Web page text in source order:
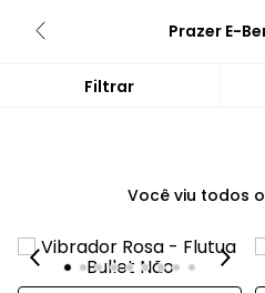
Prazer E-
Você viu todos